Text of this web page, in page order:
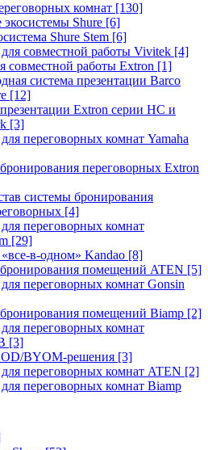
комнат [130]
экосистемы Shure [6]
Shure Stem [6]
совместной работы Vivitek [4]
совместной работы Extron [1]
система презентации Barco
[12]
Extron серии HC и
[3]
переговорных комнат Yamaha
переговорных Extron
системы бронирования
[4]
переговорных комнат
[29]
в-одном» Kandao [8]
помещений ATEN [5]
переговорных комнат Gonsin
помещений Biamp [2]
переговорных комнат
[3]
BYOM-решения [3]
переговорных комнат ATEN [2]
переговорных комнат Biamp